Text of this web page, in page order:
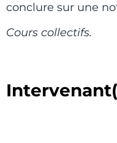
conclure sur une
Cours collectifs.